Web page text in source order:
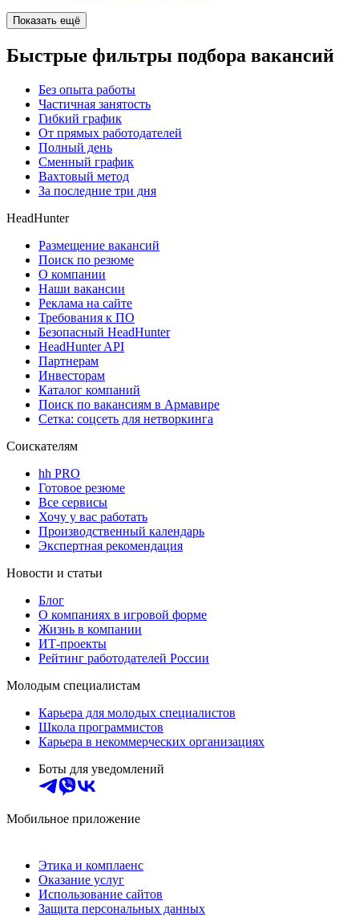
Показать ещё
Быстрые фильтры подбора вакансий
Без опыта работы
Частичная занятость
Гибкий график
От прямых работодателей
Полный день
Сменный график
Вахтовый метод
За последние три дня
HeadHunter
Размещение вакансий
Поиск по резюме
О компании
Наши вакансии
Реклама на сайте
Требования к ПО
Безопасный HeadHunter
HeadHunter API
Партнерам
Инвесторам
Каталог компаний
Поиск по вакансиям в Армавире
Сетка: соцсеть для нетворкинга
Соискателям
hh PRO
Готовое резюме
Все сервисы
Хочу у вас работать
Производственный календарь
Экспертная рекомендация
Новости и статьи
Блог
О компаниях в игровой форме
Жизнь в компании
ИТ-проекты
Рейтинг работодателей России
Молодым специалистам
Карьера для молодых специалистов
Школа программистов
Карьера в некоммерческих организациях
Боты для уведомлений
Мобильное приложение
Этика и комплаенс
Оказание услуг
Использование сайтов
Защита персональных данных